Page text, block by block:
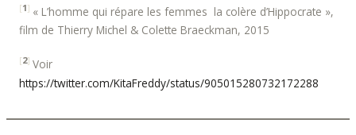
[1] « L’homme qui répare les femmes ­ la colère d’Hippocrate »,
film de Thierry Michel & Colette Braeckman, 2015
[2] Voir
https://twitter.com/KitaFreddy/status/905015280732172288